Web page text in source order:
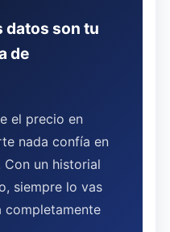
datos son tu
de
el precio en
nada confía en
un historial
siempre lo vas
completamente